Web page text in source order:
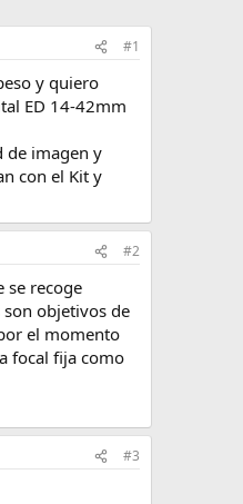
#1
y quiero
ED 14‑42mm
de imagen y
con el Kit y
#2
se recoge
objetivos de
el momento
focal fija como
#3